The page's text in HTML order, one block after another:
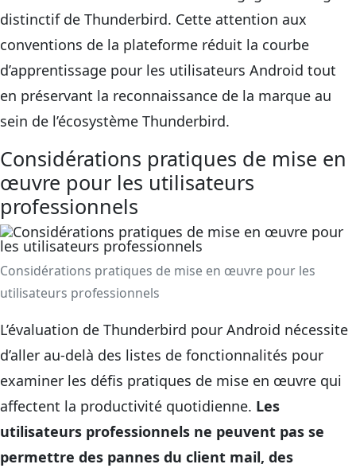
distinctif de Thunderbird. Cette attention aux
conventions de la plateforme réduit la courbe
d’apprentissage pour les utilisateurs Android tout
en préservant la reconnaissance de la marque au
sein de l’écosystème Thunderbird.
Considérations pratiques de mise en
œuvre pour les utilisateurs
professionnels
Considérations pratiques de mise en œuvre pour les
utilisateurs professionnels
L’évaluation de Thunderbird pour Android nécessite
d’aller au-delà des listes de fonctionnalités pour
examiner les défis pratiques de mise en œuvre qui
affectent la productivité quotidienne. Les
utilisateurs professionnels ne peuvent pas se
permettre des pannes du client mail, des